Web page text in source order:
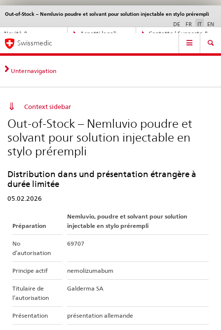
Navigazione
diretta:
novità,
legali,
Novità &
Aspetti legali,
Contatto | Supporto &
Out-of-Stock – Nemluvio poudre et solvant pour solution injectable en stylo prérempli
DE FR IT EN
Service
Navigation
Swissmedic
Unternavigation
Context sidebar
Out-of-Stock – Nemluvio poudre et
solvant pour solution injectable en
stylo prérempli
Distribution dans und présentation étrangère à
durée limitée
05.02.2026
Préparation
Nemluvio, poudre et solvant pour solution
injectable en stylo prérempli
No
d’autorisation
69707
Principe actif nemolizumabum
Titulaire de
l’autorisation
Galderma SA
Présentation présentation allemande